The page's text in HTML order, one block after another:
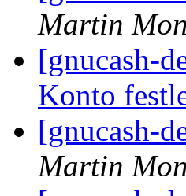
Martin
[gnucash-
Konto
[gnucash-
Martin